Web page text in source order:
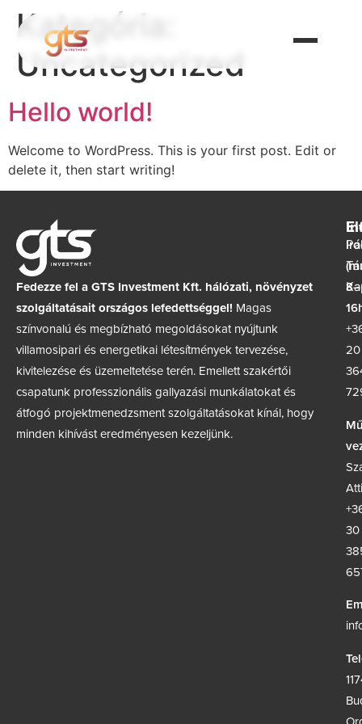
Kategória:
Uncategorized
Hello world!
Welcome to WordPress. This is your first post. Edit or
delete it, then start writing!
Fedezze fel a GTS Investment Kft. hálózati, növényzet
szolgáltatásait országos lefedettséggel! Magas
színvonalú és megbízható megoldásokat nyújtunk
villamosipari és energetikai létesítmények tervezése,
kivitelezése és üzemeltetése terén. Emellett szakértői
csapatunk professzionális gallyazási munkálatokat és
átfogó projektmenedzsment szolgáltatásokat kínál, hogy
minden kihívást eredményesen kezeljünk.
8–
20
30